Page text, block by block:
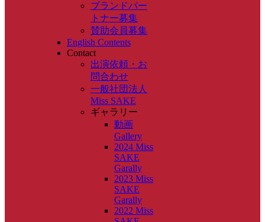
ブランドパー
トナー募集
賛助会員募集
English Contents
Contact
出演依頼・お
問合わせ
一般社団法人
Miss SAKE
ギャラリー
動画
Gallery
2024 Miss
SAKE
Garally
2023 Miss
SAKE
Garally
2022 Miss